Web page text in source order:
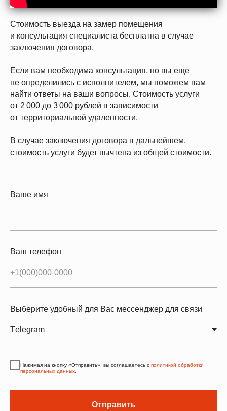
Стоимость выезда на замер помещения
и консультация специалиста бесплатна в случае
заключения договора.
Если вам необходима консультация, но вы еще
не определились с исполнителем, мы поможем вам
найти ответы на ваши вопросы. Стоимость услуги
от 2 000 до 3 000 рублей в зависимости
от территориальной удаленности.
В случае заключения договора в дальнейшем,
стоимость услуги будет вычтена из общей стоимости.
Ваше имя
Ваш телефон
Выберите удобный для Вас мессенджер для связи
Нажимая на кнопку «Отправить», вы соглашаетесь с политикой обработки
персональных данных
Отправить